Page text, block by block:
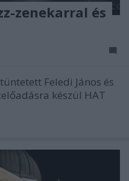
zenekarral és
Feledi János és
készül HAT